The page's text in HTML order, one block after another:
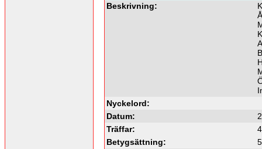
Beskrivning:
Nyckelord:
Datum:
Träffar:
Betygsättning: